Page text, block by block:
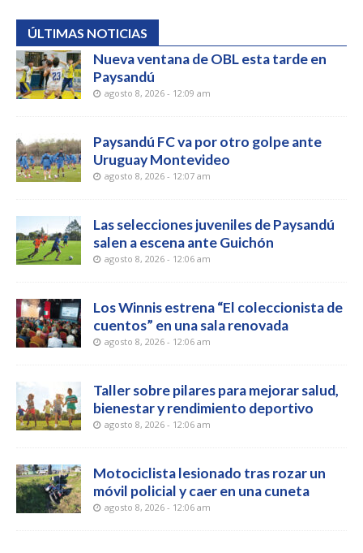
ÚLTIMAS NOTICIAS
Nueva ventana de OBL esta tarde en
Paysandú
agosto 8, 2026 - 12:09 am
Paysandú FC va por otro golpe ante
Uruguay Montevideo
agosto 8, 2026 - 12:07 am
Las selecciones juveniles de Paysandú
salen a escena ante Guichón
agosto 8, 2026 - 12:06 am
Los Winnis estrena “El coleccionista de
cuentos” en una sala renovada
agosto 8, 2026 - 12:06 am
Taller sobre pilares para mejorar salud,
bienestar y rendimiento deportivo
agosto 8, 2026 - 12:06 am
Motociclista lesionado tras rozar un
móvil policial y caer en una cuneta
agosto 8, 2026 - 12:06 am